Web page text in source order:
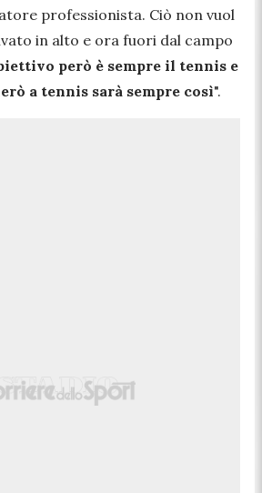
professionista. Ciò non vuol
in alto e ora fuori dal campo
però è sempre il tennis e
a tennis sarà sempre così".